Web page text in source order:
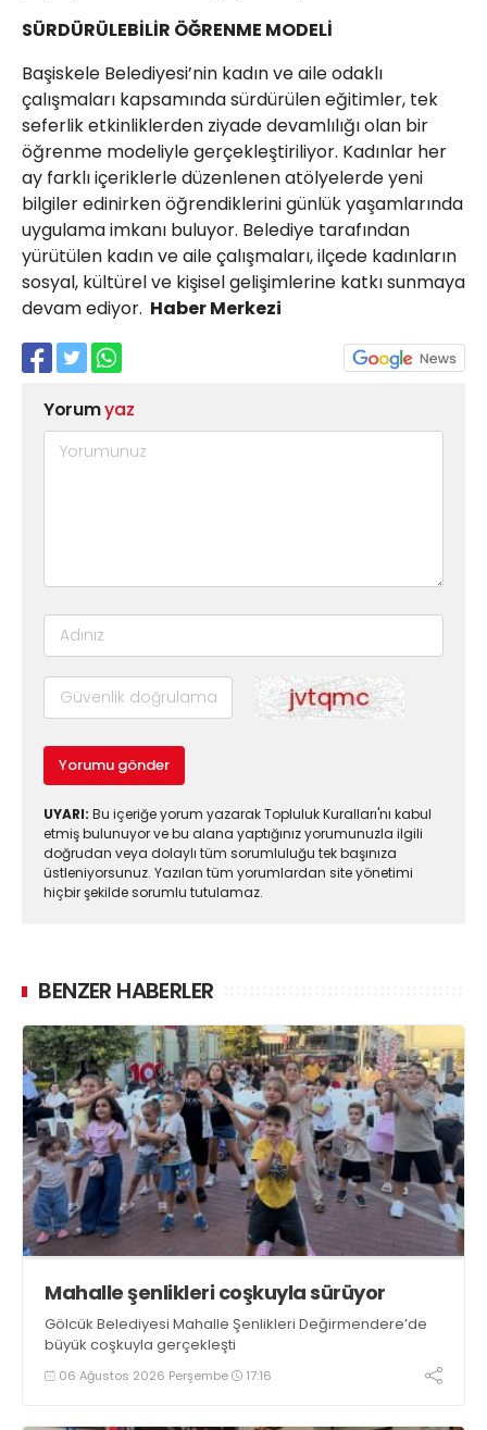
SÜRDÜRÜLEBİLİR ÖĞRENME MODELİ
Başiskele Belediyesi’nin kadın ve aile odaklı
çalışmaları kapsamında sürdürülen eğitimler, tek
seferlik etkinliklerden ziyade devamlılığı olan bir
öğrenme modeliyle gerçekleştiriliyor. Kadınlar her
ay farklı içeriklerle düzenlenen atölyelerde yeni
bilgiler edinirken öğrendiklerini günlük yaşamlarında
uygulama imkanı buluyor. Belediye tarafından
yürütülen kadın ve aile çalışmaları, ilçede kadınların
sosyal, kültürel ve kişisel gelişimlerine katkı sunmaya
devam ediyor. Haber Merkezi
Yorumyaz
Yorumu gönder
UYARI: Bu içeriğe yorum yazarak Topluluk Kuralları'nı kabul
etmiş bulunuyor ve bu alana yaptığınız yorumunuzla ilgili
doğrudan veya dolaylı tüm sorumluluğu tek başınıza
üstleniyorsunuz. Yazılan tüm yorumlardan site yönetimi
hiçbir şekilde sorumlu tutulamaz.
BENZER HABERLER
Mahalle şenlikleri coşkuyla sürüyor
Gölcük Belediyesi Mahalle Şenlikleri Değirmendere’de
büyük coşkuyla gerçekleşti
06 Ağustos 2026 Perşembe 17:16